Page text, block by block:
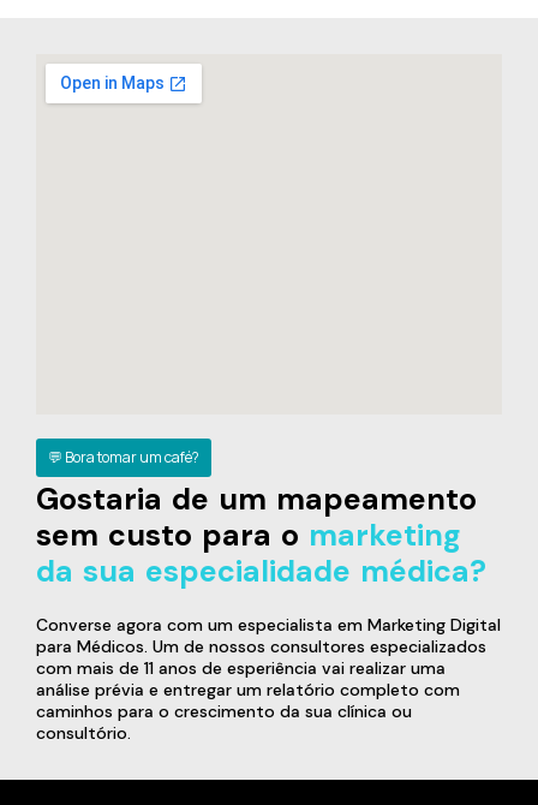
💬 Bora tomar um café?
Gostaria de um mapeamento
sem custo para o marketing
da sua especialidade médica?
Converse agora com um especialista em Marketing Digital
para Médicos. Um de nossos consultores especializados
com mais de 11 anos de esperiência vai realizar uma
análise prévia e entregar um relatório completo com
caminhos para o crescimento da sua clínica ou
consultório.